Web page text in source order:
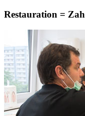
Restauration =